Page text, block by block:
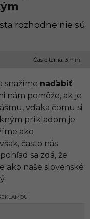
rozhodne nie sú
Čas čítania: 3 min
snažíme naďabiť
nám pomôže, ak je
vďaka čomu si
príkladom je
ako
často nás
sa zdá, že
ako naše slovenské